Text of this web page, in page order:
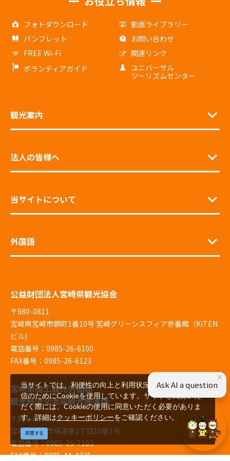
フォトダウンロード
動画ライブラリー
パンフレット
お問い合わせ
FREE Wi-Fi
関連リンク
ボランティアガイド
ユニバーサル
ツーリズムセンター
観光案内
法人の皆様へ
当サイトについて
外国語
公益財団法人宮崎県観光協会
〒880-0811
宮崎県宮崎市錦町1番10号 宮崎グリーンスフィア壱番館（KITEN
ビル)
電話番号：0985-26-6100
FAX番号：0985-26-6123
宮崎県商工観光労働部
観光経済交流局観光推進課
〒880-8501
宮崎県宮崎市橘通東2丁目10番1号
電話番号：0985-26-7103
FAX番号：0985-44-4725
当サイトでは、利便性の向上と利用状況の解析、広告配
信のためにCookieを使用しています。サイトを閲覧いた
だく際には、Cookieの使用に同意いただく必要がありま
す。詳細はクッキーポリシーをご確認ください。
同意する
×
Ask AI a question